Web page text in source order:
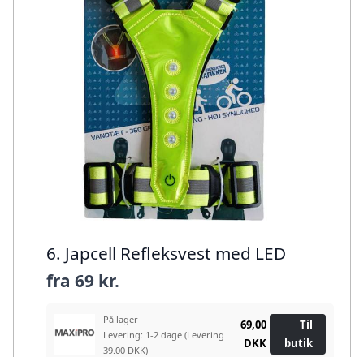
6. Japcell Refleksvest med LED
fra 69 kr.
På lager
Levering: 1-2 dage (Levering
39.00 DKK)
69,00
DKK
Til
butik